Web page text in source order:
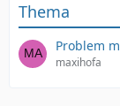
Thema
Problem
maxihofa